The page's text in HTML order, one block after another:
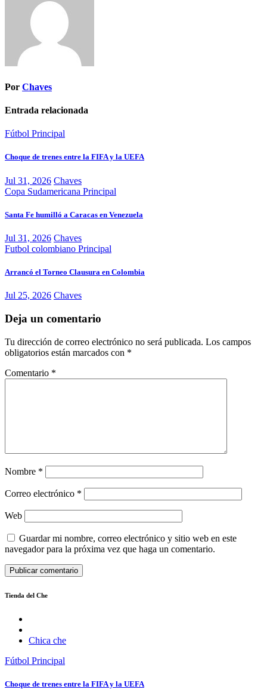
Por Chaves
Entrada relacionada
Fútbol Principal
Choque de trenes entre la FIFA y la UEFA
Jul 31, 2026 Chaves
Copa Sudamericana Principal
Santa Fe humilló a Caracas en Venezuela
Jul 31, 2026 Chaves
Futbol colombiano Principal
Arrancó el Torneo Clausura en Colombia
Jul 25, 2026 Chaves
Deja un comentario
Tu dirección de correo electrónico no será publicada. Los campos
obligatorios están marcados con *
Comentario *
Nombre *
Correo electrónico *
Web
Guardar mi nombre, correo electrónico y sitio web en este
navegador para la próxima vez que haga un comentario.
Tienda del Che
Chica che
Fútbol Principal
Choque de trenes entre la FIFA y la UEFA